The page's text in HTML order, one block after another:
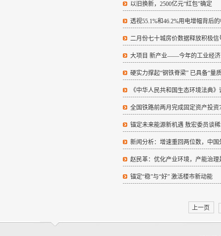
以旧换新，2500亿元“红包”确定
透视55.1%和46.2%用电增幅背后
二月份七十城房价数据释放积极信
大项目 新产业——今年的工业经济
硬实力撑起“钢铁脊梁” 已具备“量
《中华人民共和国生态环境法典》
全国铁路前两月完成固定资产投资
锚定未来能源新机遇 敖宏委员谈
新闻分析：增速重回两位数，中
赵民革：优化产业环境，产能治理
锚定“稳”与“好” 激活楼市新动能
上一页